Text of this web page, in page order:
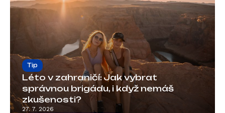
Tip
Léto v zahraničí: Jak vybrat
správnou brigádu, i když nemáš
zkušenosti?
27. 7. 2026